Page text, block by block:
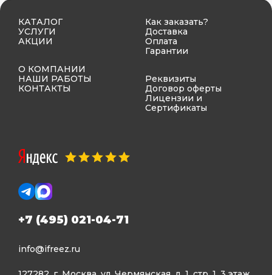
КАТАЛОГ
УСЛУГИ
АКЦИИ
О КОМПАНИИ
НАШИ РАБОТЫ
КОНТАКТЫ
Как заказать?
Доставка
Оплата
Гарантии
Реквизиты
Договор оферты
Лицензии и
Сертификаты
+7 (495) 021-04-71
info@ifreez.ru